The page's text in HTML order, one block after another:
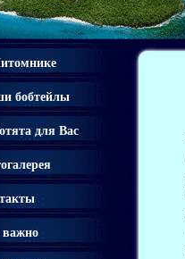
бобтейлы
для Вас
важно